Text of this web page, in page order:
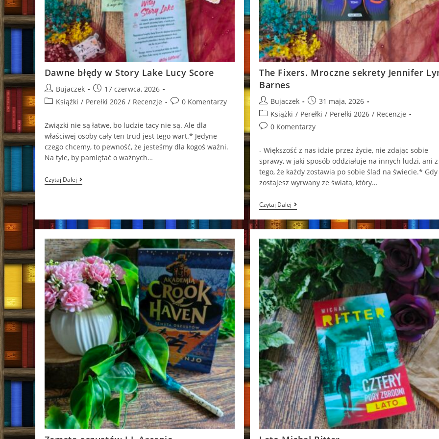
Dawne błędy w Story Lake Lucy Score
Post
author:
Bujaczek
Post
published:
17 czerwca, 2026
PostKsiążki / Perełki 2026 / Recenzje
Post0 Komentarzy
Związki nie są łatwe, bo ludzie tacy nie są. Ale dla
właściwej osoby cały ten trud jest tego wart.* Jedyne
czego chcemy, to pewność, że jesteśmy dla kogoś ważni.
Na tyle, by pamiętać o ważnych…
Czytaj DalejDawne
Błędy
Lucy
Score
The Fixers. Mroczne sekrety Jennifer
Barnes
Post
author:
Bujaczek
Post
published:
31 maja, 2026
Post
category:
Książki / Perełki / Perełki 2026 / Recenzje
Post0 Komentarzy
- Większość z nas idzie przez życie, nie zdając sobie
sprawy, w jaki sposób oddziałuje na innych ludzi, ani z
tego, że każdy zostawia po sobie ślad na świecie.* Gdy
zostajesz wyrwany ze świata, który…
Czytaj Dalej The
Fixers.
Mroczne
Sekrety
Lynn
Barnes